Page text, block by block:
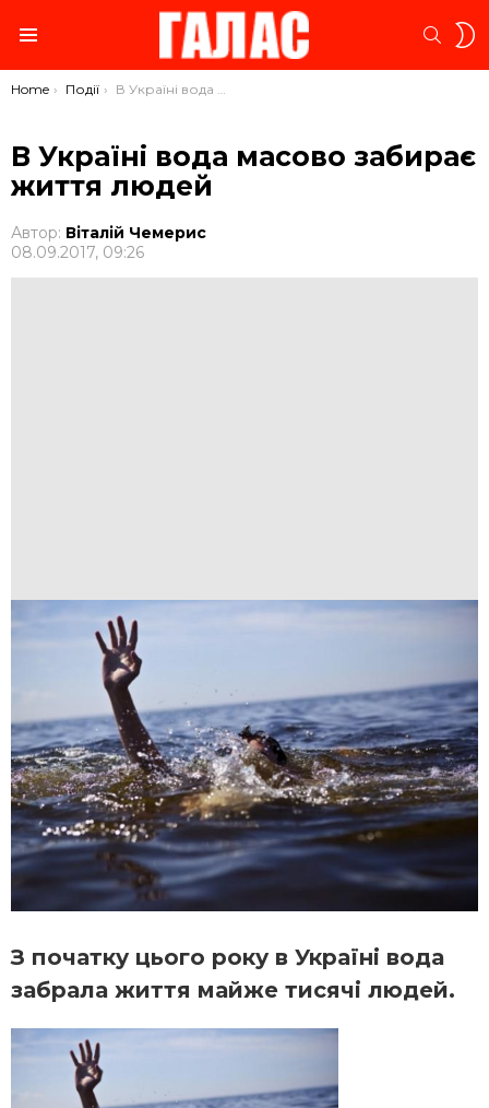
You are here:
Home Події В Україні вода масово забирає життя людей
В Україні вода масово забирає
життя людей
Автор: Віталій Чемерис
08.09.2017, 09:26
З початку цього року в Україні вода
забрала життя майже тисячі людей.